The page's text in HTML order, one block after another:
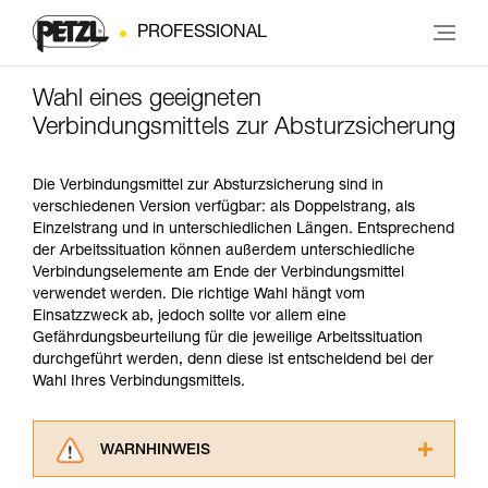
PROFESSIONAL
Wahl eines geeigneten
Verbindungsmittels zur Absturzsicherung
Die Verbindungsmittel zur Absturzsicherung sind in
verschiedenen Version verfügbar: als Doppelstrang, als
Einzelstrang und in unterschiedlichen Längen. Entsprechend
der Arbeitssituation können außerdem unterschiedliche
Verbindungselemente am Ende der Verbindungsmittel
verwendet werden. Die richtige Wahl hängt vom
Einsatzzweck ab, jedoch sollte vor allem eine
Gefährdungsbeurteilung für die jeweilige Arbeitssituation
durchgeführt werden, denn diese ist entscheidend bei der
Wahl Ihres Verbindungsmittels.
WARNHINWEIS